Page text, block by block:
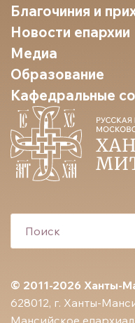
© 2011-2026 Ханты-
628012, г. Ханты-
Благочиния и
Новости епархии
Медиа
Образование
Кафедральные